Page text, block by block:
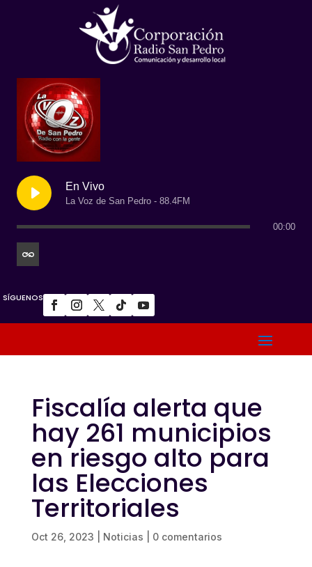
En Vivo
La Voz de San Pedro - 88.4FM
00:00
SÍGUENOS
Fiscalía alerta que
hay 261 municipios
en riesgo alto para
las Elecciones
Territoriales
Oct 26, 2023 Noticias 0 comentarios